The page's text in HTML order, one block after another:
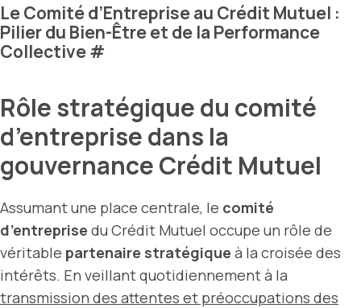
Le Comité d’Entreprise au Crédit Mutuel :
Pilier du Bien-Être et de la Performance
Collective#
Rôle stratégique du comité
d’entreprise dans la
gouvernance Crédit Mutuel
Assumant une place centrale, le comité
d’entreprise du Crédit Mutuel occupe un rôle de
véritable partenaire stratégique à la croisée des
intérêts. En veillant quotidiennement à la
transmission des attentes et préoccupations des